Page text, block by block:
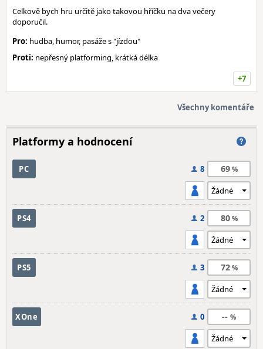
Celkově bych hru určitě jako takovou hříčku na dva večery
doporučil.
Pro: hudba, humor, pasáže s "jízdou"
Proti: nepřesný platforming, krátká délka
+7
Všechny komentáře
Platformy a hodnocení
PC 8 69
PS4 2 80
PS5 3 72
XOne 0 --